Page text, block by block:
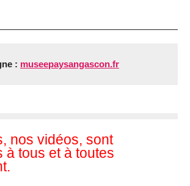
: museepaysangascon.fr
nos vidéos, sont
à tous et à toutes